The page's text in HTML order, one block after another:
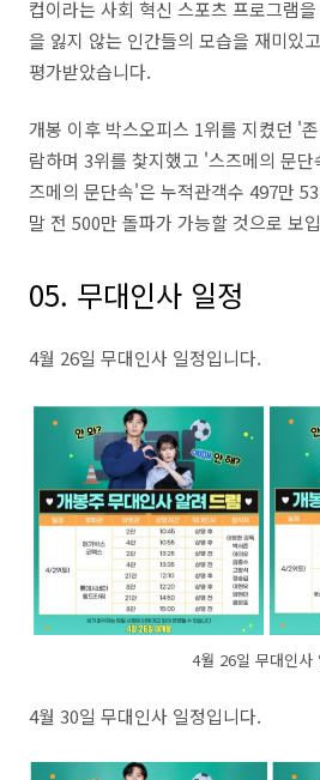
컵이라는 사회 혁신 스포츠 프로그램
을 잃지 않는 인간들의 모습을 재미있
평가받았습니다.
개봉 이후 박스오피스 1위를 지켰던 '
람하며 3위를 찿지했고 '스즈메의 문단
즈메의 문단속'은 누적관객수 497만
말 전 500만 돌파가 가능할 것으로 보
05. 무대인사 일정
4월 26일 무대인사 일정입니다.
4월 26일 무대인사
4월 30일 무대인사 일정입니다.